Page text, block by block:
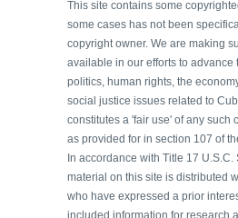
This site contains some
some cases has not been
copyright owner. We are making
available in our efforts to advance
politics, human rights, the
social justice issues related to
constitutes a 'fair use' of any such
as provided for in section 107 of
In accordance with Title 17 U.S.C.
material on this site is distributed
who have expressed a prior
included information for research